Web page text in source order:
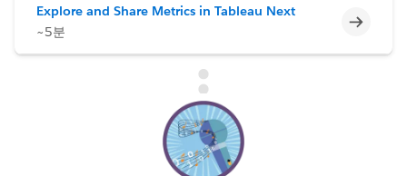
Explore and Share Metrics in Tableau Next
~5분
미완료